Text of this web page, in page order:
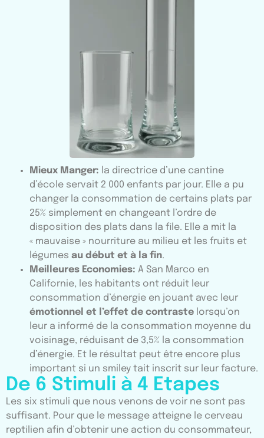
Mieux Manger: la directrice d’une cantine
d’école servait 2 000 enfants par jour. Elle a pu
changer la consommation de certains plats par
25% simplement en changeant l’ordre de
disposition des plats dans la file. Elle a mit la
« mauvaise » nourriture au milieu et les fruits et
légumes au début et à la fin.
Meilleures Economies: A San Marco en
Californie, les habitants ont réduit leur
consommation d’énergie en jouant avec leur
émotionnel et l’effet de contraste lorsqu’on
leur a informé de la consommation moyenne du
voisinage, réduisant de 3,5% la consommation
d’énergie. Et le résultat peut être encore plus
important si un smiley tait inscrit sur leur facture.
De 6 Stimuli à 4 Etapes
Les six stimuli que nous venons de voir ne sont pas
suffisant. Pour que le message atteigne le cerveau
reptilien afin d’obtenir une action du consommateur,